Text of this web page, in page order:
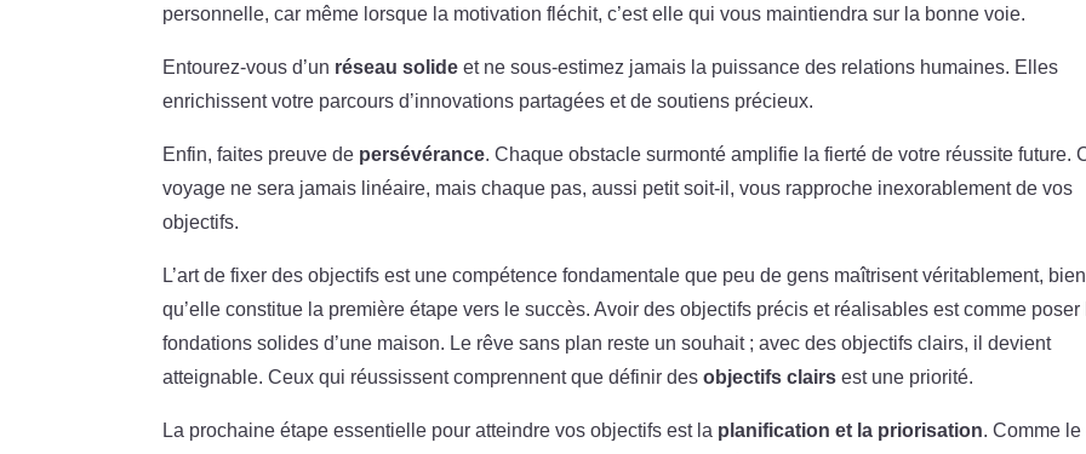
personnelle, car même lorsque la motivation fléchit, c’est elle qui vous maintiendra sur la bonne voie.
Entourez-vous d’un réseau solide et ne sous-estimez jamais la puissance des relations humaines. Elles
enrichissent votre parcours d’innovations partagées et de soutiens précieux.
Enfin, faites preuve de persévérance. Chaque obstacle surmonté amplifie la fierté de votre réussite future.
voyage ne sera jamais linéaire, mais chaque pas, aussi petit soit-il, vous rapproche inexorablement de vos
objectifs.
L’art de fixer des objectifs est une compétence fondamentale que peu de gens maîtrisent véritablement, bien
qu’elle constitue la première étape vers le succès. Avoir des objectifs précis et réalisables est comme poser
fondations solides d’une maison. Le rêve sans plan reste un souhait ; avec des objectifs clairs, il devient
atteignable. Ceux qui réussissent comprennent que définir desobjectifs clairs est une priorité.
La prochaine étape essentielle pour atteindre vos objectifs est la planification et la priorisation. Comme le